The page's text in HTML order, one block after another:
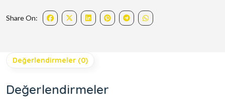
Share On:
Değerlendirmeler (0)
Değerlendirmeler